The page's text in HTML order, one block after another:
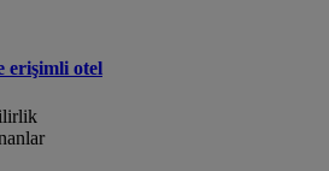
erişimli otel